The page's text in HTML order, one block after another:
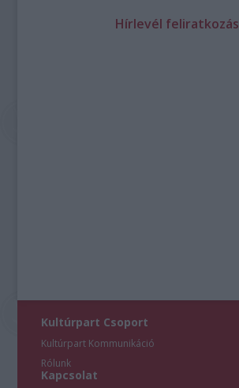
Hírlevél feliratkozás
Kultúrpart Csoport
Kultúrpart Kommunikáció
Rólunk
Kapcsolat